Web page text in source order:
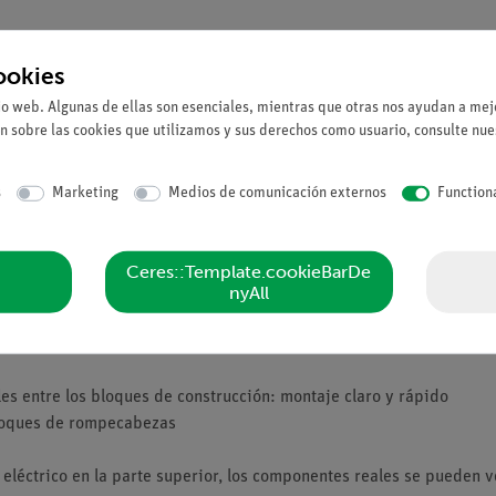
la tensión autoinducida se forma en una bobina cuando se
aprender que la tensión autoinducida que se forma
experimento basándose en sus conocimientos de las
experimento debe demostrar que la tensión
entre los bloques de construcción: montaje claro y rápido
de rompecabezas
en la parte superior, los componentes reales se pueden
web. Algunas de ellas son esenciales, mientras que otras nos ayudan a
sobre las cookies que utilizamos y sus derechos como usuario, consulte
Marketing Medios de comunicación externos
Ceres::Template.cookieBarDe
nyAll